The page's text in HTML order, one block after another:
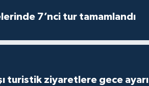
7’nci tur tamamlandı
turistik ziyaretlere gece ayarı